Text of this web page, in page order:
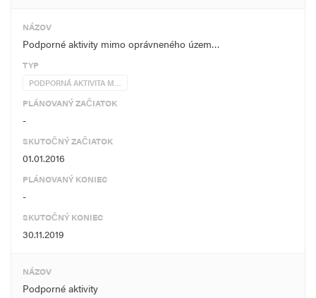
NÁZOV
Podporné aktivity mimo oprávneného územ…
TYP
PODPORNÁ AKTIVITA M…
PLÁNOVANÝ ZAČIATOK
-
SKUTOČNÝ ZAČIATOK
01.01.2016
PLÁNOVANÝ KONIEC
-
SKUTOČNÝ KONIEC
30.11.2019
NÁZOV
Podporné aktivity